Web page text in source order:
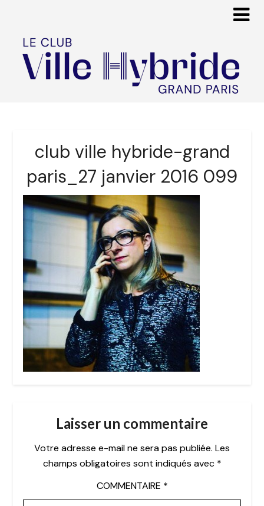
club ville hybride-grand
paris_27 janvier 2016 099
Laisser un commentaire
Votre adresse e-mail ne sera pas publiée. Les
champs obligatoires sont indiqués avec *
COMMENTAIRE *